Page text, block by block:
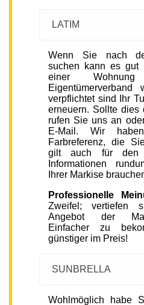
LATIM
Wenn Sie nach
suchen kann es
einer
verpflichtet sind Ihr
erneuern. Sollte dies
rufen Sie uns an
E-Mail. Wir
Farbreferenz, die
gilt auch für den
Informationen
Ihrer Markise
Professionelle
Zweifel;
Angebot der
Einfacher zu
günstiger im Preis!
SUNBRELLA
Wohlmöglich habe